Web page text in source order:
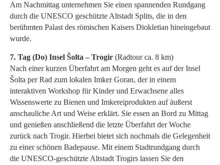
Am Nachmittag unternehmen Sie einen spannenden Rundgang
durch die UNESCO geschützte Altstadt Splits, die in den
berühmten Palast des römischen Kaisers Diokletian hineingebaut
wurde.
7. Tag (Do) Insel Šolta – Trogir (Radtour ca. 8 km)
Nach einer kurzen Überfahrt am Morgen geht es auf der Insel
Šolta per Rad zum lokalen Imker Goran, der in einem
interaktiven Workshop für Kinder und Erwachsene alles
Wissenswerte zu Bienen und Imkereiprodukten auf äußerst
anschauliche Art und Weise erklärt. Sie essen an Bord zu Mittag
und genießen anschließend die letzte Überfahrt der Woche
zurück nach Trogir. Hierbei bietet sich nochmals die Gelegenheit
zu einer schönen Badepause. Mit einem Stadtrundgang durch
die UNESCO-geschützte Altstadt Trogirs lassen Sie den